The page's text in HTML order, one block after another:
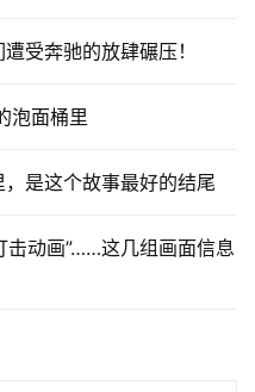
受奔驰的放肆碾压！
泡面桶里
是这个故事最好的结尾
击动画”……这几组画面信息